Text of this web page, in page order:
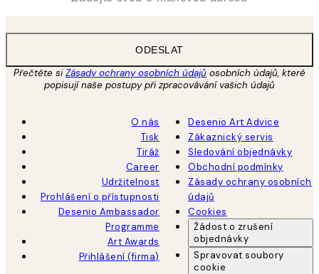
ODESLAT
Přečtěte siZásady ochrany osobních údajů osobních údajů, které
popisují naše postupy při zpracovávání vašich údajů
O nás
Tisk
Tiráž
Career
Udržitelnost
Prohlášení o přístupnosti
Desenio Ambassador
Programme
Art Awards
Přihlášení (firma)
Desenio Art Advice
Zákaznický servis
Sledování objednávky
Obchodní podmínky
Zásady ochrany osobních
údajů
Cookies
Žádost o zrušení
objednávky
Spravovat soubory
cookie